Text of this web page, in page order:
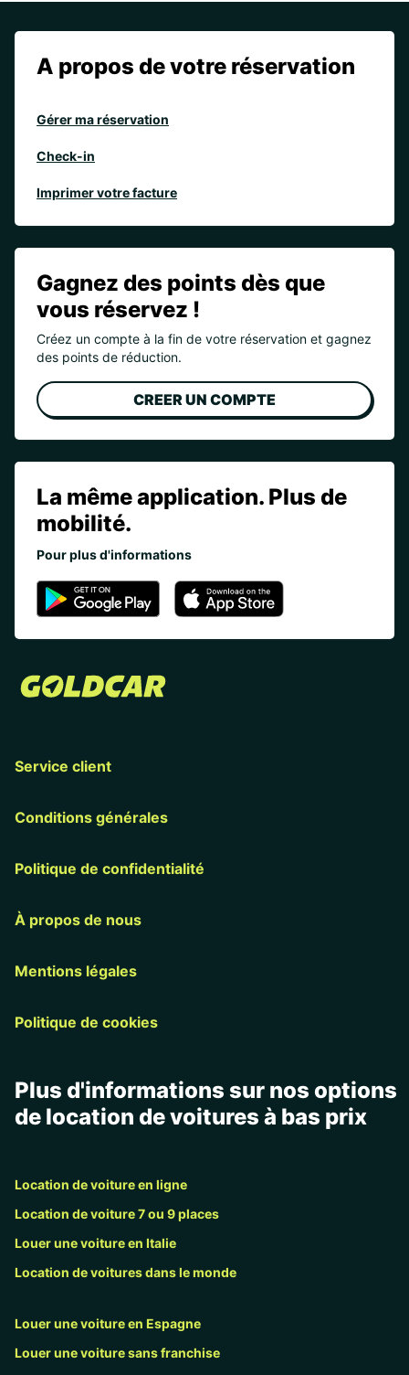
A propos de votre réservation
Gérer ma réservation
Check-in
Imprimer votre facture
Gagnez des points dès que
vous réservez !
Créez un compte à la fin de votre réservation et gagnez
des points de réduction.
CREER UN COMPTE
La même application. Plus de
mobilité.
Pour plus d'informations
Service client
Conditions générales
Politique de confidentialité
À propos de nous
Mentions légales
Politique de cookies
Plus d'informations sur nos options
de location de voitures à bas prix
Location de voiture en ligne
Location de voiture 7 ou 9 places
Louer une voiture en Italie
Location de voitures dans le monde
Louer une voiture en Espagne
Louer une voiture sans franchise